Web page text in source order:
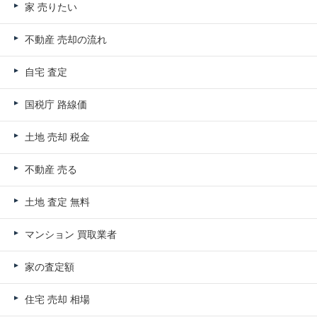
家 売りたい
不動産 売却の流れ
自宅 査定
国税庁 路線価
土地 売却 税金
不動産 売る
土地 査定 無料
マンション 買取業者
家の査定額
住宅 売却 相場